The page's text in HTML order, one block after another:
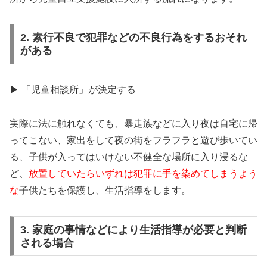
2. 素行不良で犯罪などの不良行為をするおそれ
がある
▶ 「児童相談所」が決定する
実際に法に触れなくても、暴走族などに入り夜は自宅に帰
ってこない、家出をして夜の街をフラフラと遊び歩いてい
る、子供が入ってはいけない不健全な場所に入り浸るな
ど、 放置していたらいずれは犯罪に手を染めてしまうよう
な子供たちを保護し、生活指導をします。
3. 家庭の事情などにより生活指導が必要と判断
される場合